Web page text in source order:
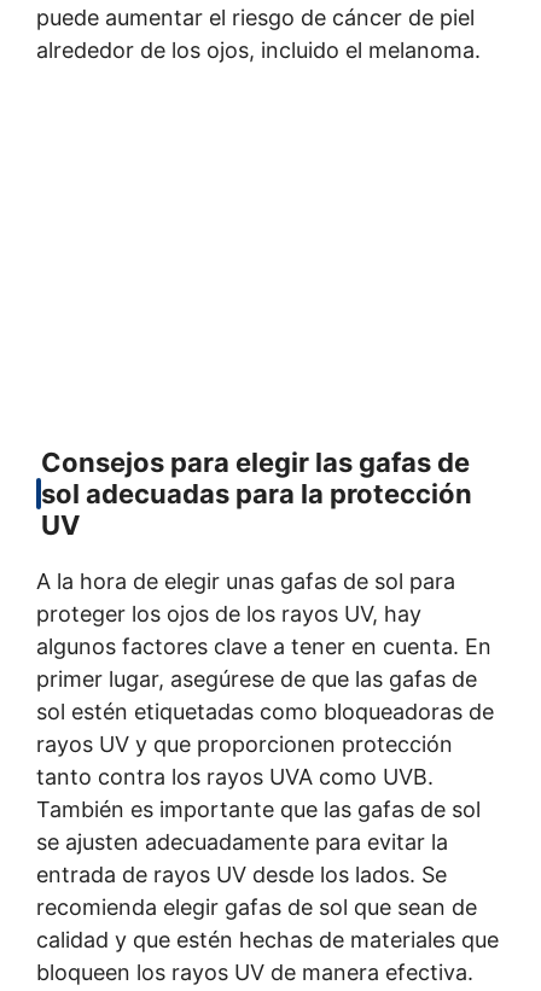
puede aumentar el riesgo de cáncer de piel
alrededor de los ojos, incluido el melanoma.
Consejos para elegir las gafas de
sol adecuadas para la protección
UV
A la hora de elegir unas gafas de sol para
proteger los ojos de los rayos UV, hay
algunos factores clave a tener en cuenta. En
primer lugar, asegúrese de que las gafas de
sol estén etiquetadas como bloqueadoras de
rayos UV y que proporcionen protección
tanto contra los rayos UVA como UVB.
También es importante que las gafas de sol
se ajusten adecuadamente para evitar la
entrada de rayos UV desde los lados. Se
recomienda elegir gafas de sol que sean de
calidad y que estén hechas de materiales que
bloqueen los rayos UV de manera efectiva.